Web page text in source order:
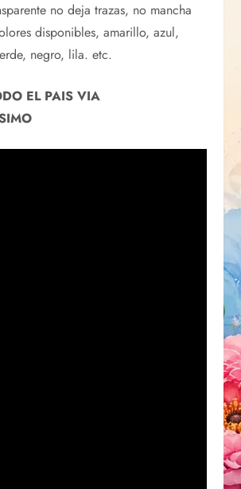
no deja trazas, no mancha
disponibles, amarillo, azul,
negro, lila. etc.
EL PAIS VIA